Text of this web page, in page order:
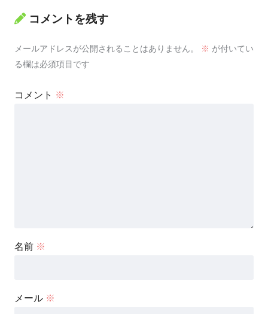
コメントを残す
メールアドレスが公開されることはありません。 ※ が付いてい
る欄は必須項目です
コメント ※
名前 ※
メール ※